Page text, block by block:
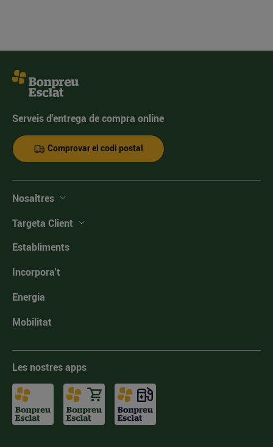
Serveis d'entrega de compra online
Comprovar el codi postal
Nosaltres
Targeta Client
Establiments
Incorpora't
Energia
Mobilitat
Les nostres apps